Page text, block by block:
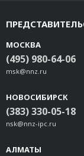
МОСКВА
(495) 980-64-06
msk@nnz.ru
НОВОСИБИРСК
(383) 330-05-18
nsk@nnz-ipc.ru
АЛМАТЫ